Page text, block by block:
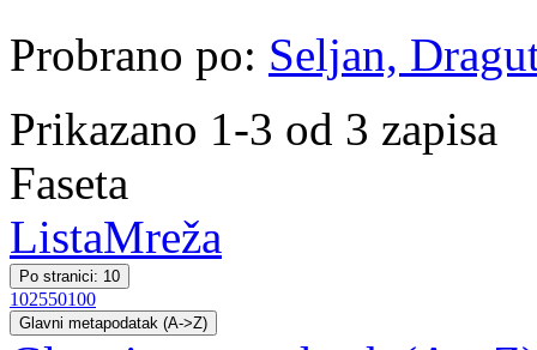
Probrano po: Seljan,
Prikazano 1-3 od 3 zapisa
Faseta
ListaMreža
Po stranici: 10
102550100
Glavni metapodatak (A->Z)